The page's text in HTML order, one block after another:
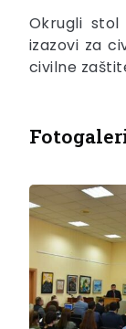
Okrugli
izazovi za
civilne